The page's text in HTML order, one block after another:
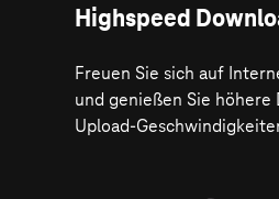
Highspeed
Freuen Sie sich auf
und genießen Sie höhere
Upload-